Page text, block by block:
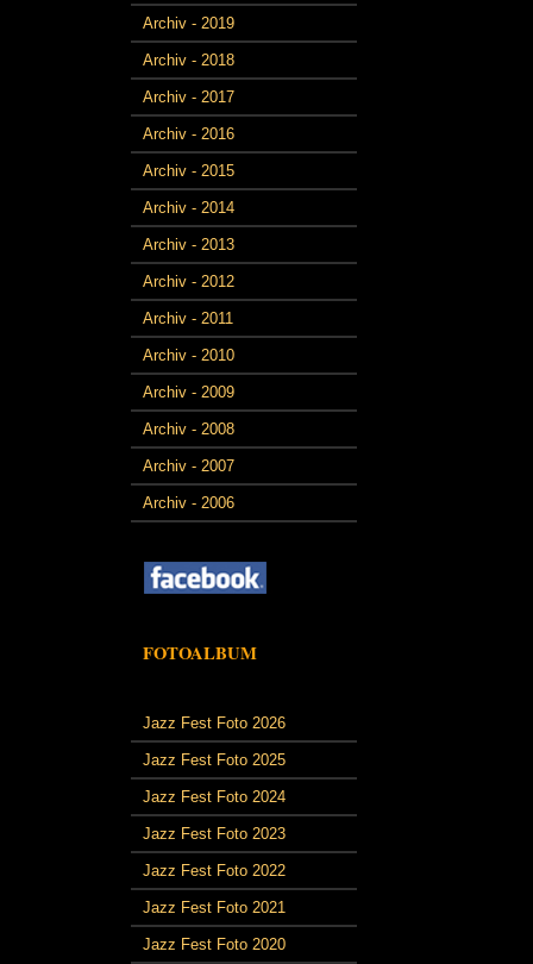
Archiv - 2019
Archiv - 2018
Archiv - 2017
Archiv - 2016
Archiv - 2015
Archiv - 2014
Archiv - 2013
Archiv - 2012
Archiv - 2011
Archiv - 2010
Archiv - 2009
Archiv - 2008
Archiv - 2007
Archiv - 2006
FOTOALBUM
Jazz Fest Foto 2026
Jazz Fest Foto 2025
Jazz Fest Foto 2024
Jazz Fest Foto 2023
Jazz Fest Foto 2022
Jazz Fest Foto 2021
Jazz Fest Foto 2020